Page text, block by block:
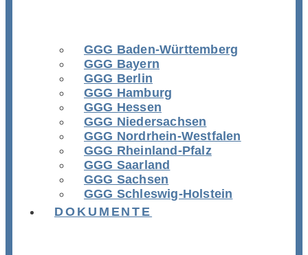
GGG Baden-Württemberg
GGG Bayern
GGG Berlin
GGG Hamburg
GGG Hessen
GGG Niedersachsen
GGG Nordrhein-Westfalen
GGG Rheinland-Pfalz
GGG Saarland
GGG Sachsen
GGG Schleswig-Holstein
DOKUMENTE